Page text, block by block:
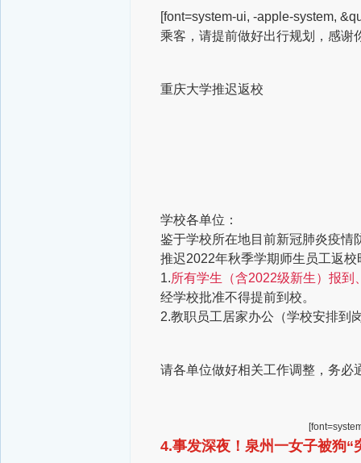
[font=system-ui, -apple-system,
乘客，请提前做好出行规划，感谢
重庆大学推迟返校
学校各单位：
鉴于学校所在地目前新冠肺炎疫情
推迟2022年秋季学期师生员工返
1.所有学生（含2022级新生）报到
经学校批准不得提前到校。
2.教职员工居家办公（学校安排到
请各单位做好相关工作调整，务必
4.事发深夜！泉州一女子被狗